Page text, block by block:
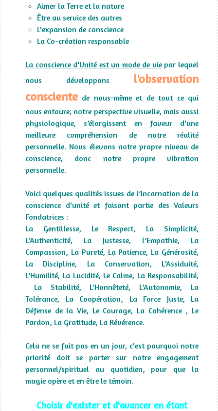
Aimer la Terre et la nature
Être au service des autres
L'expansion de conscience
La Co-création responsable
La conscience d'Unité est un mode de viepar lequel
nous développons l'observation
consciente de nous-même et de tout ce qui
nous entoure; notre perspective visuelle, mais aussi
physiologique, s’élargissent en faveur d'une
meilleure compréhension de notre réalité
personnelle. Nous élevons notre propre niveau de
conscience, donc notre propre vibration
personnelle.
Voici quelques qualités issues de l’incarnation de la
conscience d'unité et faisant partie des Valeurs
Fondatrices :
La Gentillesse, Le Respect, La Simplicité,
L’Authenticité, La Justesse, l’Empathie, La
Compassion, La Pureté, La Patience, La Générosité,
La Discipline, La Conservation, L’Assiduité,
L’Humilité, La Lucidité, Le Calme, La Responsabilité,
La Stabilité, L’Honnêteté, L’Autonomie, La
Tolérance, La Coopération, La Force Juste, La
Défense de la Vie, Le Courage, La Cohérence , Le
Pardon, La Gratitude, La Révérence.
Cela ne se fait pas en un jour, c'est pourquoi notre
priorité doit se porter sur notre engagement
personnel/spirituel au quotidien, pour que la
magie opère et en être le témoin.
Choisir d'exister et d'avancer en étant